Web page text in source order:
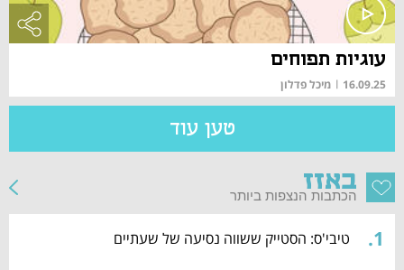
עוגיות תפוחים
16.09.25
| מיכל פדלון
טען עוד
באזז
הכתבות הנצפות ביותר
1
. טיבי'ס: הסטייק ששווה נסיעה של שעתיים